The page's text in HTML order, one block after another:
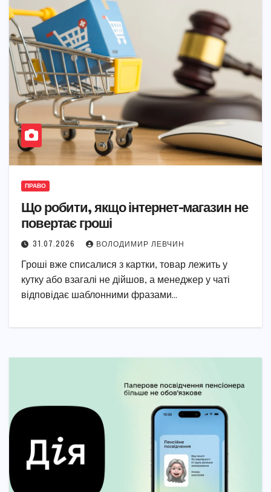
ПРАВО
Що робити, якщо інтернет-магазин не
повертає гроші
31.07.2026 ВОЛОДИМИР ЛЕВЧИН
Гроші вже списалися з картки, товар лежить у
кутку або взагалі не дійшов, а менеджер у чаті
відповідає шаблонними фразами…